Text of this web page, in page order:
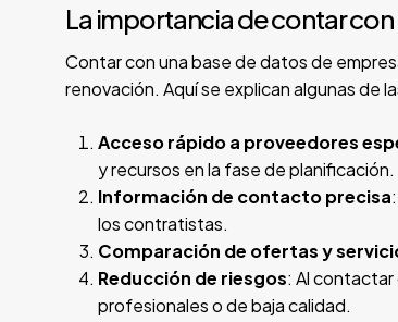
La importancia de contar
Contar con una base de datos de
renovación. Aquí se explican algunas de
Acceso rápido a proveedores
y recursos en la fase de planificación.
Información de contacto precisa
los contratistas.
Comparación de ofertas y
Reducción de riesgos: Al contactar
profesionales o de baja calidad.